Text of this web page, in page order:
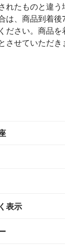
れたものと違
は、商品到着
ださい。商品
せていただき
表示